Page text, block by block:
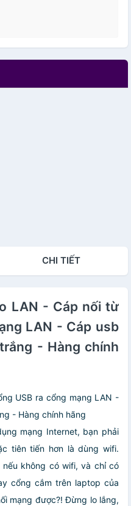
CHI TIẾT
LAN - Cáp nối từ
LAN - Cáp usb
- Hàng chính
USB ra cổng mạng LAN -
- Hàng chính hãng
mạng Internet, bạn phải
tiên tiến hơn là dùng wifi.
không có wifi, và chỉ có
cổng cắm trên laptop của
mạng được?! Đừng lo lắng,